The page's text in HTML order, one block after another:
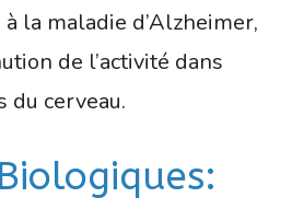
la maladie d’Alzheimer,
de l’activité dans
du cerveau.